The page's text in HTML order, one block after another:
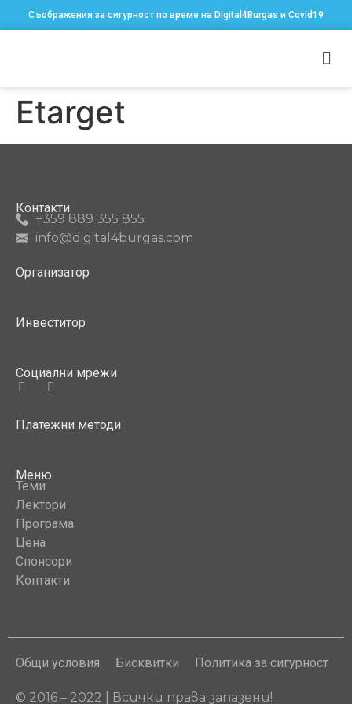
Съображения за сигурност по време на Digital4Burgas и Covid19
Etarget
Контакти
+359 889 355 855
info@digital4burgas.com
Организатор
Инвеститор
Социални мрежи
Платежни методи
Меню
Теми
Лектори
Програма
Цена
Спонсори
Контакти
© 2016 – 2022 | Всички права запазени!
Общи условия Бисквитки Политика за сигурност